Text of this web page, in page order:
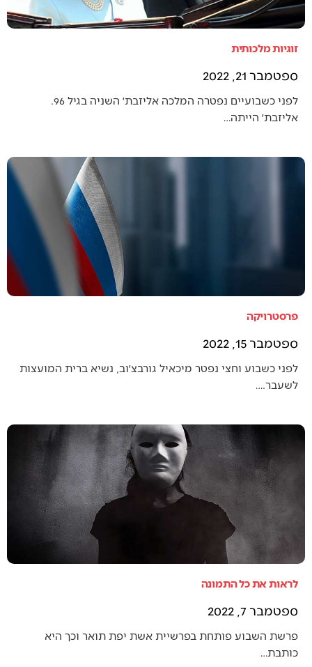
זוגיות מלכותית
ספטמבר 21, 2022
לפני כשבועיים נפטרה המלכה אליזבת׳ השניה בגיל 96.
אליזבת׳ הייתה…
פרסטרויקה
ספטמבר 15, 2022
לפני כשבוע וחצי נפטר מיכאיל גורבצ׳וב, נשיא ברית המועצות
לשעבר.…
לראות את כל התמונה
ספטמבר 7, 2022
פרשת השבוע פותחת בפרשיית אשת יפת תואר וכך היא
כותבת…